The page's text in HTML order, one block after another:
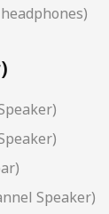
Speaker)